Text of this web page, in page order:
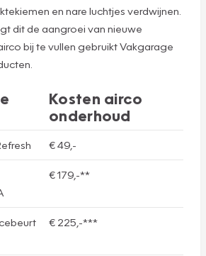
en nare luchtjes verdwijnen.
dit de aangroei van nieuwe
bij te vullen gebruikt Vakgarage
Kosten airco
onderhoud
€ 49,-
€ 179,-**
€ 225,-***